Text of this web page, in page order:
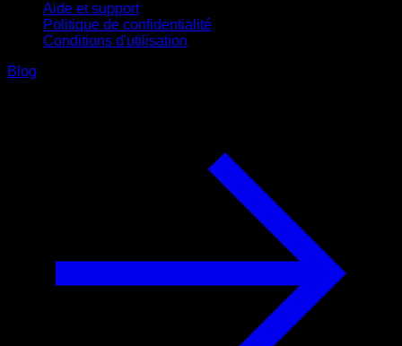
Aide et support
Politique de confidentialité
Conditions d'utilisation
Blog